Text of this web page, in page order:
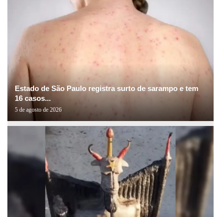
Estado de São Paulo registra surto de sarampo e tem
16 casos...
5 de agosto de 2026